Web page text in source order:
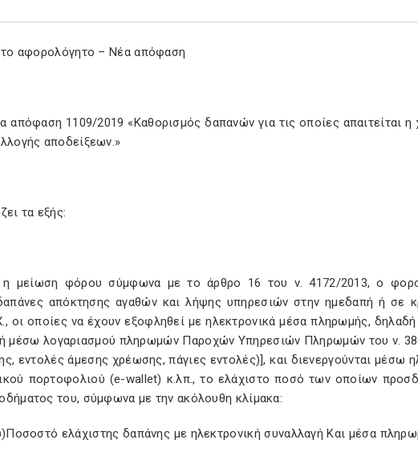
το αφορολόγητο – Νέα απόφαση
απόφαση 1109/2019 «Καθορισμός δαπανών για τις οποίες απαιτείται
αποδείξεων.»
τα εξής:
η μείωση φόρου σύμφωνα με το άρθρο 16 του ν. 4172/2013, ο
απόκτησης αγαθών και λήψης υπηρεσιών στην ημεδαπή ή σε
οι οποίες να έχουν εξοφληθεί με ηλεκτρονικά μέσα πληρωμής,
μέσω λογαριασμού πληρωμών Παροχών Υπηρεσιών Πληρωμών του ν.
εντολές άμεσης χρέωσης, πάγιες εντολές)], και διενεργούνται μέσω
πορτοφολιού (e-wallet) κ.λπ., το ελάχιστο ποσό των οποίων
του, σύμφωνα με την ακόλουθη κλίμακα:
ελάχιστης δαπάνης με ηλεκτρονική συναλλαγή Και μέσα